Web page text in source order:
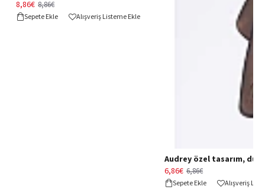
8,86€ 8,86€
Sepete Ekle Alışveriş Listeme Ekle
Audrey özel tasarım,
6,86€ 6,86€
Sepete Ekle Alışveriş